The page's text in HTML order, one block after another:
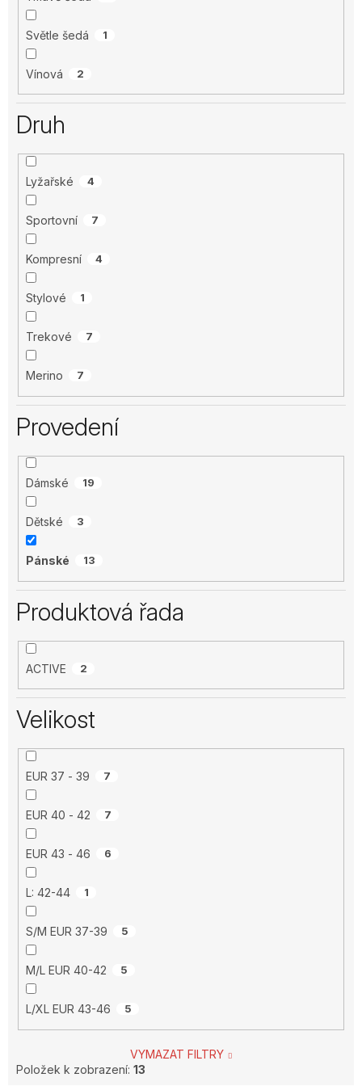
Světle šedá 1
Vínová 2
Druh
Lyžařské 4
Sportovní 7
Kompresní 4
Stylové 1
Trekové 7
Merino 7
Provedení
Dámské 19
Dětské 3
Pánské 13
Produktová řada
ACTIVE 2
Velikost
EUR 37 - 39 7
EUR 40 - 42 7
EUR 43 - 46 6
L: 42-44 1
S/M EUR 37-39 5
M/L EUR 40-42 5
L/XL EUR 43-46 5
VYMAZAT FILTRY
Položek k zobrazení: 13